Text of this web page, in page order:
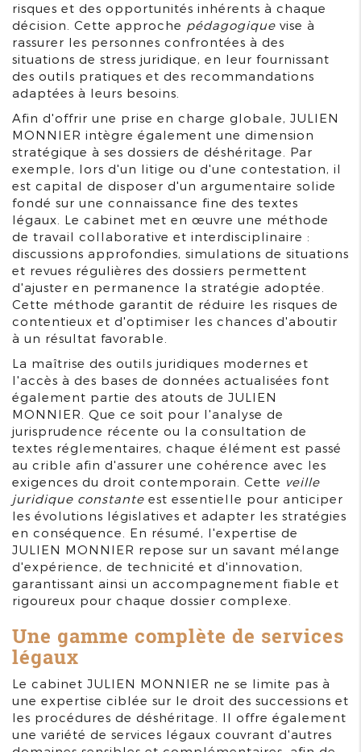
risques et des opportunités inhérents à chaque
décision. Cette approche pédagogique vise à
rassurer les personnes confrontées à des
situations de stress juridique, en leur fournissant
des outils pratiques et des recommandations
adaptées à leurs besoins.
Afin d'offrir une prise en charge globale, JULIEN
MONNIER intègre également une dimension
stratégique à ses dossiers de déshéritage. Par
exemple, lors d'un litige ou d'une contestation, il
est capital de disposer d'un argumentaire solide
fondé sur une connaissance fine des textes
légaux. Le cabinet met en œuvre une méthode
de travail collaborative et interdisciplinaire :
discussions approfondies, simulations de situations
et revues régulières des dossiers permettent
d'ajuster en permanence la stratégie adoptée.
Cette méthode garantit de réduire les risques de
contentieux et d'optimiser les chances d'aboutir
à un résultat favorable.
La maîtrise des outils juridiques modernes et
l'accès à des bases de données actualisées font
également partie des atouts de JULIEN
MONNIER. Que ce soit pour l'analyse de
jurisprudence récente ou la consultation de
textes réglementaires, chaque élément est passé
au crible afin d'assurer une cohérence avec les
exigences du droit contemporain. Cette veille
juridique constante est essentielle pour anticiper
les évolutions législatives et adapter les stratégies
en conséquence. En résumé, l'expertise de
JULIEN MONNIER repose sur un savant mélange
d'expérience, de technicité et d'innovation,
garantissant ainsi un accompagnement fiable et
rigoureux pour chaque dossier complexe.
Une gamme complète de services
légaux
Le cabinet JULIEN MONNIER ne se limite pas à
une expertise ciblée sur le droit des successions et
les procédures de déshéritage. Il offre également
une variété de services légaux couvrant d'autres